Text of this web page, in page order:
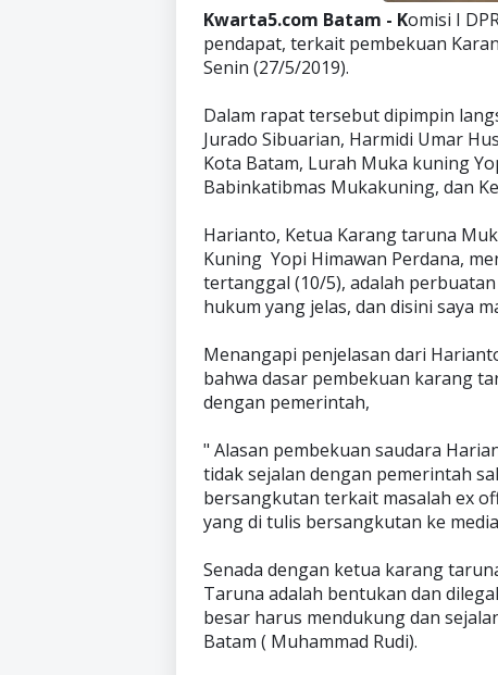
Kwarta5.com Batam - Komisi I
pendapat, terkait pembekuan
Senin (27/5/2019).
Dalam rapat tersebut dipimpin
Jurado Sibuarian, Harmidi Umar
Kota Batam, Lurah Muka kuning
Babinkatibmas Mukakuning, dan
Harianto, Ketua Karang taruna
Kuning Yopi Himawan Perdana,
tertanggal (10/5), adalah
hukum yang jelas, dan disini saya
Menangapi penjelasan dari
bahwa dasar pembekuan karang
dengan pemerintah,
" Alasan pembekuan saudara
tidak sejalan dengan pemerintah
bersangkutan terkait masalah ex
yang di tulis bersangkutan ke
Senada dengan ketua karang
Taruna adalah bentukan dan
besar harus mendukung dan
Batam ( Muhammad Rudi).